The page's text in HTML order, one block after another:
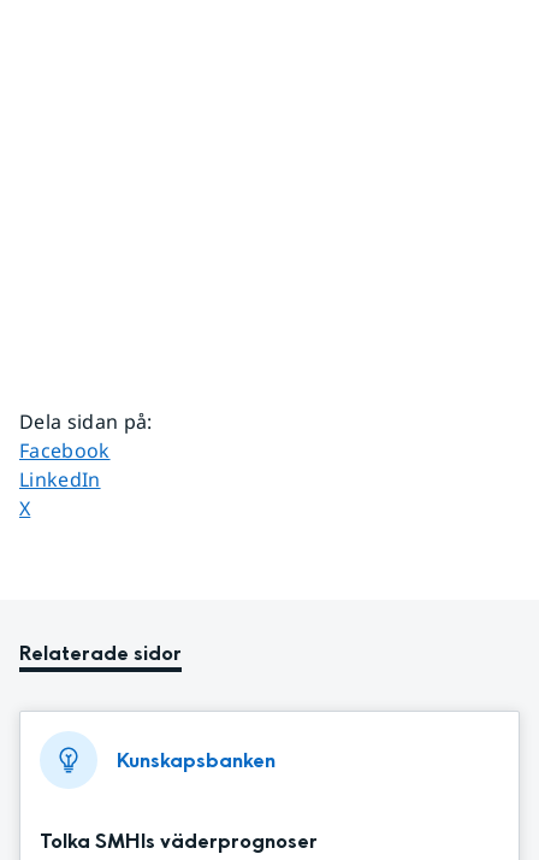
Dela sidan på:
Dela sidan på
Facebook
Dela sidan på
LinkedIn
Dela sidan på
X
Relaterade sidor
Kunskapsbanken
Tolka SMHIs väderprognoser